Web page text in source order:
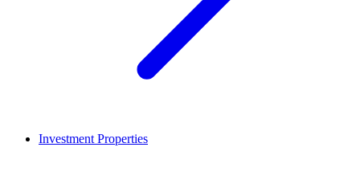
Investment Properties